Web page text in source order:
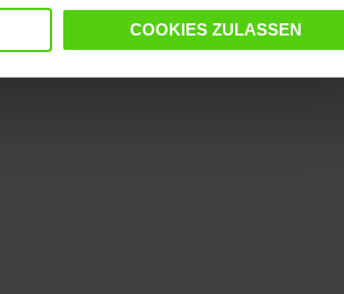
COOKIES ZULASSEN